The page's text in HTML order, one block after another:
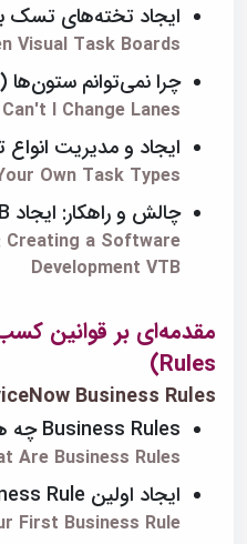
ایجاد تخته‌های تسک
Visual Task Boards
چرا نمی‌توانم ستون‌ها (Lanes) را تغییر دهم؟
Can't I Change Lanes?
ایجاد و مدیریت
Own Task Types
چالش و راهکار: ایجاد VTB توسعه نرم‌افزار
Creating a Software
Development VTB
Rules)
Business Rules
Business Rules چه هستند؟
Are Business Rules?
ایجاد اولین Business Rule شما
First Business Rule